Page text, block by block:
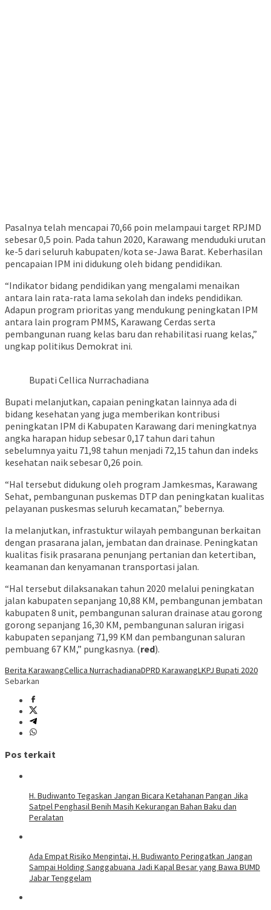
Pasalnya telah mencapai 70,66 poin melampaui target RPJMD
sebesar 0,5 poin. Pada tahun 2020, Karawang menduduki urutan
ke-5 dari seluruh kabupaten/kota se-Jawa Barat. Keberhasilan
pencapaian IPM ini didukung oleh bidang pendidikan.
“Indikator bidang pendidikan yang mengalami menaikan
antara lain rata-rata lama sekolah dan indeks pendidikan.
Adapun program prioritas yang mendukung peningkatan IPM
antara lain program PMMS, Karawang Cerdas serta
pembangunan ruang kelas baru dan rehabilitasi ruang kelas,”
ungkap politikus Demokrat ini.
Bupati Cellica Nurrachadiana
Bupati melanjutkan, capaian peningkatan lainnya ada di
bidang kesehatan yang juga memberikan kontribusi
peningkatan IPM di Kabupaten Karawang dari meningkatnya
angka harapan hidup sebesar 0,17 tahun dari tahun
sebelumnya yaitu 71,98 tahun menjadi 72,15 tahun dan indeks
kesehatan naik sebesar 0,26 poin.
“Hal tersebut didukung oleh program Jamkesmas, Karawang
Sehat, pembangunan puskemas DTP dan peningkatan kualitas
pelayanan puskesmas seluruh kecamatan,” bebernya.
Ia melanjutkan, infrastuktur wilayah pembangunan berkaitan
dengan prasarana jalan, jembatan dan drainase. Peningkatan
kualitas fisik prasarana penunjang pertanian dan ketertiban,
keamanan dan kenyamanan transportasi jalan.
“Hal tersebut dilaksanakan tahun 2020 melalui peningkatan
jalan kabupaten sepanjang 10,88 KM, pembangunan jembatan
kabupaten 8 unit, pembangunan saluran drainase atau gorong
gorong sepanjang 16,30 KM, pembangunan saluran irigasi
kabupaten sepanjang 71,99 KM dan pembangunan saluran
pembuang 67 KM,” pungkasnya. (red).
Berita KarawangCellica NurrachadianaDPRD KarawangLKPJ Bupati 2020
Sebarkan
Pos terkait
H. Budiwanto Tegaskan Jangan Bicara Ketahanan Pangan Jika
Satpel Penghasil Benih Masih Kekurangan Bahan Baku dan
Peralatan
Ada Empat Risiko Mengintai, H. Budiwanto Peringatkan Jangan
Sampai Holding Sanggabuana Jadi Kapal Besar yang Bawa BUMD
Jabar Tenggelam